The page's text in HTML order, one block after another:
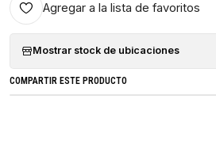
Agregar a la lista de favoritos
Mostrar stock de ubicaciones
COMPARTIR ESTE PRODUCTO